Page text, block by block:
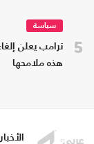
5
سياسة
ترامب يعلن
هذه ملامحها
الأخبار